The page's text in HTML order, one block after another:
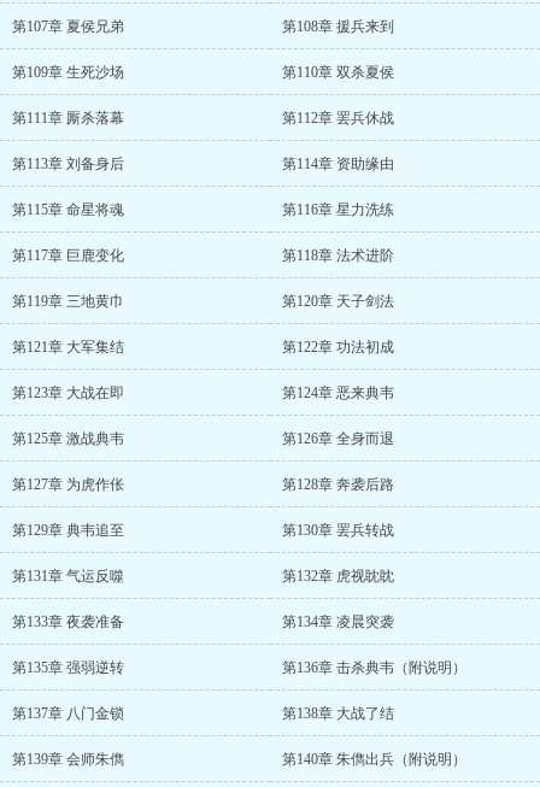
第107章 夏侯兄弟 第108章 援兵来到
第109章 生死沙场 第110章 双杀夏侯
第111章 厮杀落幕 第112章 罢兵休战
第113章 刘备身后 第114章 资助缘由
第115章 命星将魂 第116章 星力洗练
第117章 巨鹿变化 第118章 法术进阶
第119章 三地黄巾 第120章 天子剑法
第121章 大军集结 第122章 功法初成
第123章 大战在即 第124章 恶来典韦
第125章 激战典韦 第126章 全身而退
第127章 为虎作伥 第128章 奔袭后路
第129章 典韦追至 第130章 罢兵转战
第131章 气运反噬 第132章 虎视眈眈
第133章 夜袭准备 第134章 凌晨突袭
第135章 强弱逆转 第136章 击杀典韦（附说明）
第137章 八门金锁 第138章 大战了结
第139章 会师朱儁 第140章 朱儁出兵（附说明）